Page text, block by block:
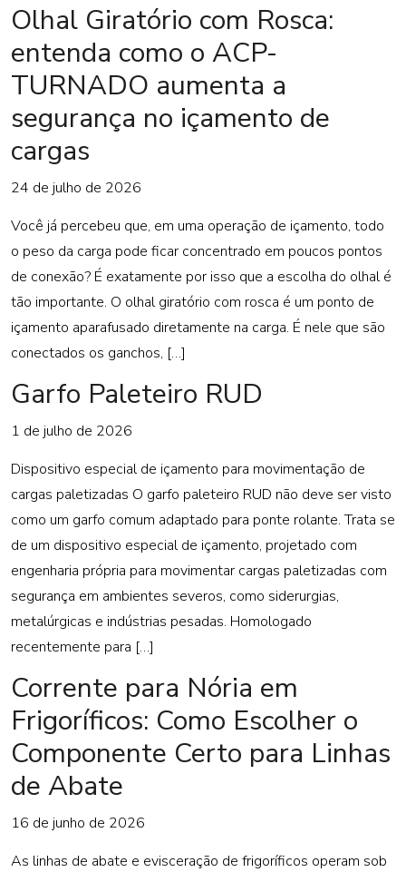
Olhal Giratório com Rosca:
entenda como o ACP-
TURNADO aumenta a
segurança no içamento de
cargas
24 de julho de 2026
Você já percebeu que, em uma operação de içamento, todo
o peso da carga pode ficar concentrado em poucos pontos
de conexão? É exatamente por isso que a escolha do olhal é
tão importante. O olhal giratório com rosca é um ponto de
içamento aparafusado diretamente na carga. É nele que são
conectados os ganchos, […]
Garfo Paleteiro RUD
1 de julho de 2026
Dispositivo especial de içamento para movimentação de
cargas paletizadas O garfo paleteiro RUD não deve ser visto
como um garfo comum adaptado para ponte rolante. Trata se
de um dispositivo especial de içamento, projetado com
engenharia própria para movimentar cargas paletizadas com
segurança em ambientes severos, como siderurgias,
metalúrgicas e indústrias pesadas. Homologado
recentemente para […]
Corrente para Nória em
Frigoríficos: Como Escolher o
Componente Certo para Linhas
de Abate
16 de junho de 2026
As linhas de abate e evisceração de frigoríficos operam sob